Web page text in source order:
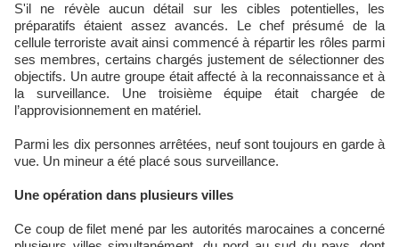
S'il ne révèle aucun détail sur les cibles potentielles, les
préparatifs étaient assez avancés. Le chef présumé de la
cellule terroriste avait ainsi commencé à répartir les rôles parmi
ses membres, certains chargés justement de sélectionner des
objectifs. Un autre groupe était affecté à la reconnaissance et à
la surveillance. Une troisième équipe était chargée de
l’approvisionnement en matériel.
Parmi les dix personnes arrêtées, neuf sont toujours en garde à
vue. Un mineur a été placé sous surveillance.
Une opération dans plusieurs villes
Ce coup de filet mené par les autorités marocaines a concerné